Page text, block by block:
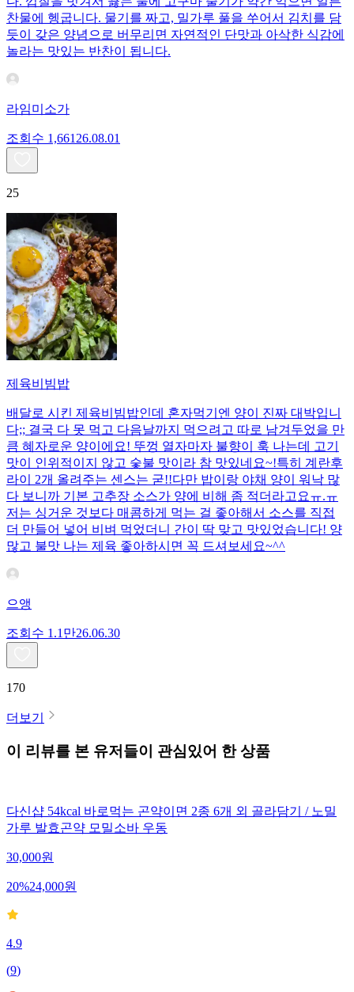
찬물에 헹굽니다. 물기를 짜고, 밀가루 풀을 쑤어서 김치를 담
듯이 갖은 양념으로 버무리면 자연적인 단맛과 아삭한 식감에
놀라는 맛있는 반찬이 됩니다.
라임미소가
조회수 1,661 26.08.01
25
제육비빔밥
배달로 시킨 제육비빔밥인데 혼자먹기엔 양이 진짜 대박입니
다;; 결국 다 못 먹고 다음날까지 먹으려고 따로 남겨두었을 만
큼 혜자로운 양이에요! 뚜껑 열자마자 불향이 훅 나는데 고기
맛이 인위적이지 않고 숯불 맛이라 참 맛있네요~!특히 계란후
라이 2개 올려주는 센스는 굳!! ​다만 밥이랑 야채 양이 워낙 많
다 보니까 기본 고추장 소스가 양에 비해 좀 적더라고요ㅠ.ㅠ
저는 싱거운 것보다 매콤하게 먹는 걸 좋아해서 소스를 직접
더 만들어 넣어 비벼 먹었더니 간이 딱 맞고 맛있었습니다! 양
많고 불맛 나는 제육 좋아하시면 꼭 드셔보세요~^^
으앵
조회수 1.1만26.06.30
170
더보기
이 리뷰를 본 유저들이 관심있어 한 상품
다신샵 54kcal 바로먹는 곤약이면 2종 6개 외 골라담기 / 노밀
가루 발효곤약 모밀소바 우동
30,000원
20%24,000원
4.9
(9)